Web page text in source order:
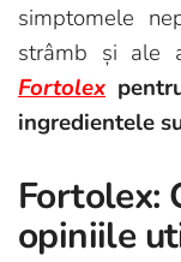
simptomele
strâmb și ale
Fortolex
ingredientele
Fortolex:
opiniile